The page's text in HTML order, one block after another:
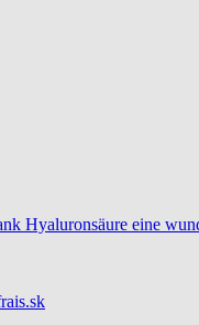
Hyaluronsäure eine